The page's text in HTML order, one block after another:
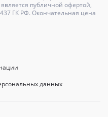
публичной офертой,
ГК РФ. Окончательная цена
данных